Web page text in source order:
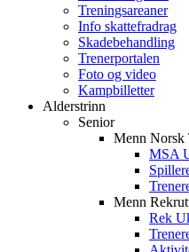
Treningsareaner
Info skattefradrag
Skadebehandling
Trenerportalen
Foto og video
Kampbilletter
Alderstrinn
Senior
Menn Norsk
MSA
Menn
Rek